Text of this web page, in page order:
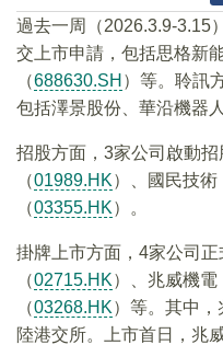
過去一周（2026.3.9-3.15
交上市申請，包括思格新
（688630.SH ）等。聆訊
包括澤景股份、華沿機器
招股方面，3家公司啟動
（01989.HK）、國民技術
（03355.HK）。
掛牌上市方面，4家公司
（02715.HK）、兆威機電
（03268.HK）等。其中
陸港交所。上市首日，兆